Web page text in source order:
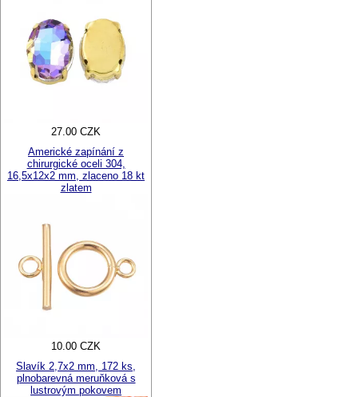
27.00 CZK
Americké zapínání z
chirurgické oceli 304,
16,5x12x2 mm, zlaceno 18 kt
zlatem
10.00 CZK
Slavík 2,7x2 mm, 172 ks,
plnobarevná meruňková s
lustrovým pokovem